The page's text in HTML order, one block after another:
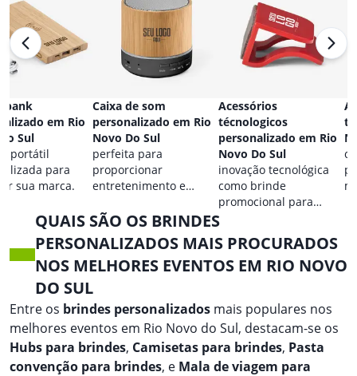
bank
em Rio
Sul
portátil
para
sua marca.
Caixa de som
personalizado em Rio
Novo Do Sul
perfeita para
proporcionar
entretenimento e
qualquer ocasião.
Acessórios
técnologicos
personalizado em Rio
Novo Do Sul
inovação tecnológica
como brinde
promocional para
eventos.
QUAIS SÃO OS BRINDES
PERSONALIZADOS MAIS PROCURADOS
NOS MELHORES EVENTOS EM RIO NOVO
DO SUL
Entre os brindes personalizados mais populares nos
melhores eventos em Rio Novo do Sul, destacam-se os
Hubs para brindes, Camisetas para brindes, Pasta
convenção para brindes, e Mala de viagem para